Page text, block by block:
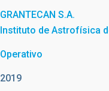
GRANTECAN S.A.
Instituto de Astrofísica
Operativo
2019